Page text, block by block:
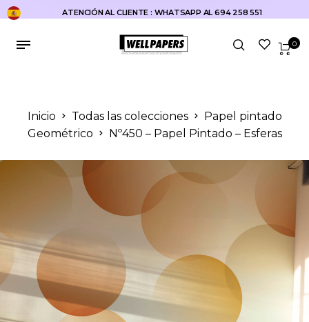
ATENCIÓN AL CLIENTE : WHATSAPP AL 694 258 551
0
Inicio Todas las colecciones
Papel pintado
Geométrico
Nº450 – Papel Pintado – Esferas